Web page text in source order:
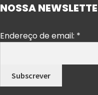
NOSSA
Endereço de email: *